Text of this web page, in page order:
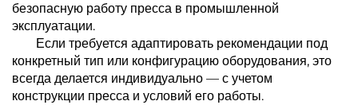
безопасную работу пресса в промышленной
эксплуатации.
Если требуется адаптировать рекомендации под
конкретный тип или конфигурацию оборудования, это
всегда делается индивидуально — с учетом
конструкции пресса и условий его работы.